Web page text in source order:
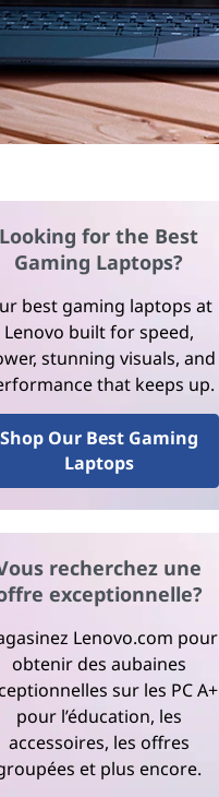
Looking for the Best
Gaming Laptops?
best gaming laptops at
Lenovo built for speed,
stunning visuals, and
that keeps up.
Shop Our Best Gaming
Laptops
recherchez une
exceptionnelle?
Lenovo.com pour
obtenir des aubaines
sur les PC A+
pour l’éducation, les
accessoires, les offres
et plus encore.